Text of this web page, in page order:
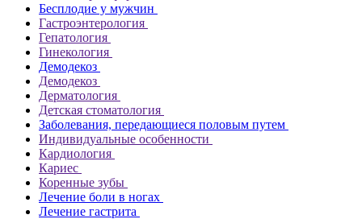
Бесплодие у мужчин
Гастроэнтерология
Гепатология
Гинекология
Демодекоз
Демодекоз
Дерматология
Детская стоматология
Заболевания, передающиеся половым путем
Индивидуальные особенности
Кардиология
Кариес
Коренные зубы
Лечение боли в ногах
Лечение гастрита